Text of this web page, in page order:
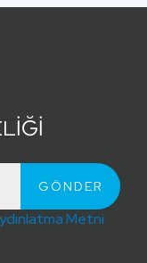
Metni